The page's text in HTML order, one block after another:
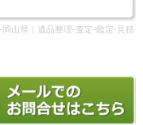
山県｜遺品整理-査定-鑑定-見積